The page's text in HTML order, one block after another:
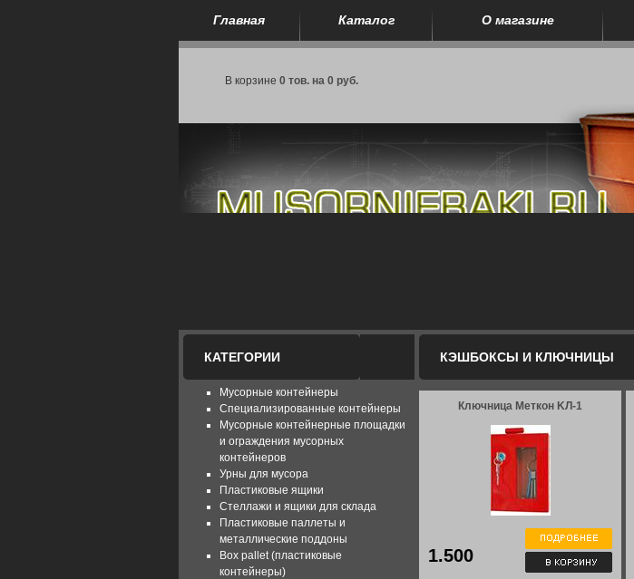
Главная Каталог О магазине
В корзине 0 тов. на 0 руб.
КАТЕГОРИИ
Мусорные контейнеры
Специализированные контейнеры
Мусорные контейнерные площадки
и ограждения мусорных
контейнеров
Урны для мусора
Пластиковые ящики
Стеллажи и ящики для склада
Пластиковые паллеты и
металлические поддоны
Box pallet (пластиковые
контейнеры)
КЭШБОКСЫ И КЛЮЧНИЦЫ
Ключница Меткон KЛ-1
1.500